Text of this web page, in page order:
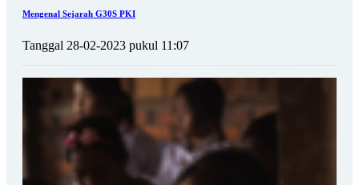
Mengenal Sejarah G30S PKI
Tanggal 28-02-2023 pukul 11:07